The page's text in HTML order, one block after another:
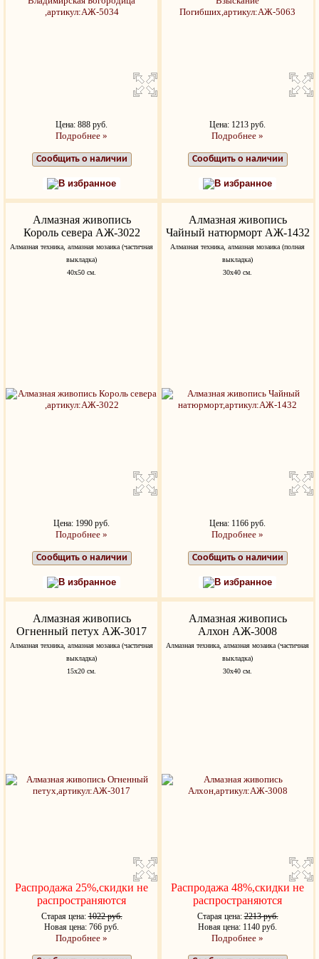
Цена: 888 руб.
Подробнее »
Сообщить о наличии
В избранное
Цена: 1213 руб.
Подробнее »
Сообщить о наличии
В избранное
Алмазная живопись
Король севера АЖ-3022
Алмазная техника, алмазная мозаика (частичная
выкладка)
40х50 см.
Цена: 1990 руб.
Подробнее »
Сообщить о наличии
В избранное
Алмазная живопись
Чайный натюрморт АЖ-1432
Алмазная техника, алмазная мозаика (полная
выкладка)
30х40 см.
Цена: 1166 руб.
Подробнее »
Сообщить о наличии
В избранное
Алмазная живопись
Огненный петух АЖ-3017
Алмазная техника, алмазная мозаика (частичная
выкладка)
15х20 см.
Распродажа 25%,скидки не
распространяются
Старая цена:1022 руб.
Новая цена: 766 руб.
Подробнее »
Алмазная живопись
Алхон АЖ-3008
Алмазная техника, алмазная мозаика (частичная
выкладка)
30х40 см.
Распродажа 48%,скидки не
распространяются
Старая цена:2213 руб.
Новая цена: 1140 руб.
Подробнее »